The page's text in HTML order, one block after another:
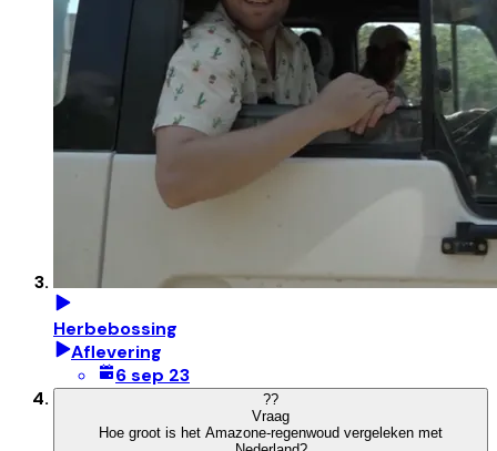
Herbebossing
Aflevering
6 sep 23
??
Vraag
Hoe groot is het Amazone-regenwoud vergeleken met